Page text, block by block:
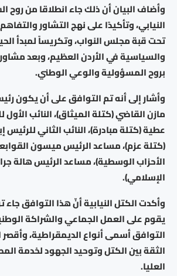
وأضاف البيان أن ذلك جاء انطلاقا من روح
النيابي، وتأكيدًا على نهج التشاور
تحت قبة مجلس النواب، وتكريساً لمبدأ
والسياسية في الأردن العظيم، وبعد
بروح المسؤولية والوعي الوطني.
وأشار إلى أنه تم التوافق على أن يكون
مازن القاضي (كتلة الميثاق)، النائب
عطية (كتلة مبادرة)، النائب الثاني للرئيس
(كتلة عزم)، مساعد الرئيس ميسون
الأحزاب الوسطية)، مساعد الرئيس هالة
الإسلامي).
وأكدت الكتل النيابية أنّ هذا التوافق
يقوم على العمل الجماعي والشراكة
التوافق أسمى أنواع الديمقراطية،
الثقة بين الكتل وتوحيد الجهود لخدمة
العليا.